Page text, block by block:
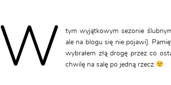
W
tym wyjątkowym sezonie
ale na blogu się nie pojawi].
wybrałem złą drogę przez co
chwilę na salę po jedną rzecz